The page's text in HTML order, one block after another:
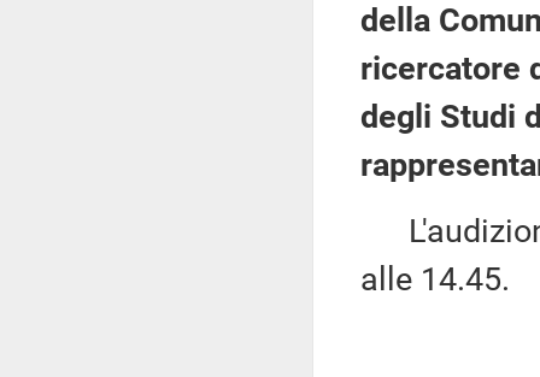
della
ricercatore
degli Studi
alle 14.45.